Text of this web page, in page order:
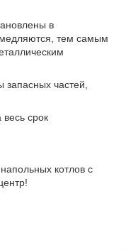
в
тем самым
запасных частей,
срок
котлов с